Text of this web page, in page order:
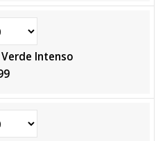
Intenso